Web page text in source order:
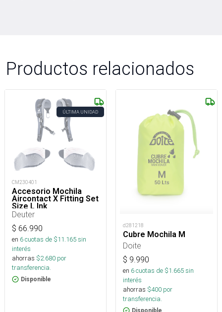
Productos relacionados
ÚLTIMA UNIDAD
CM230401
Accesorio Mochila
Aircontact X Fitting Set
Size L Ink
Deuter
$ 66.990
en 6cuotas de $11.165sin
interés
ahorras $2.680 por
transferencia.
Disponible
d281218
Cubre Mochila M
Doite
$ 9.990
en 6cuotas de $1.665sin
interés
ahorras $400 por
transferencia.
Disponible